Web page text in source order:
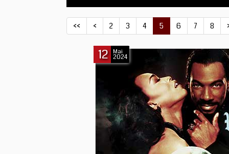
<< < 2 3 4 5 6 7 8
12 Mai
2024